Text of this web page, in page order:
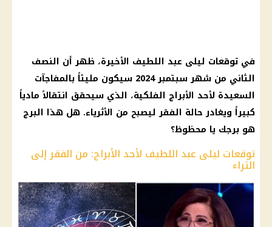
في توقعات ليلى عبد اللطيف الأخيرة، ظهر أن النصف
الثاني من شهر سبتمبر
2024 سيكون مليئاً بالمفاجآت
السعيدة لأحد الأبراج الفلكية، الذي سيحقق انتقالاً مادياً
كبيراً ويغادر حالة الفقرليصبح من الأثرياء. هل هذا البرج
هو برجك يا محظوظ؟
توقعات ليلى عبد اللطيف لأحد الأبراج: من الفقر إلى
الثراء